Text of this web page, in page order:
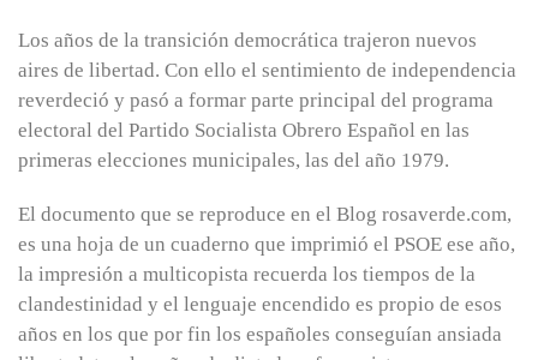
Los años de la transición democrática trajeron nuevos
aires de libertad. Con ello el sentimiento de independencia
reverdeció y pasó a formar parte principal del programa
electoral del Partido Socialista Obrero Español en las
primeras elecciones municipales, las del año 1979.
El documento que se reproduce en el Blog rosaverde.com,
es una hoja de un cuaderno que imprimió el PSOE ese año,
la impresión a multicopista recuerda los tiempos de la
clandestinidad y el lenguaje encendido es propio de esos
años en los que por fin los españoles conseguían ansiada